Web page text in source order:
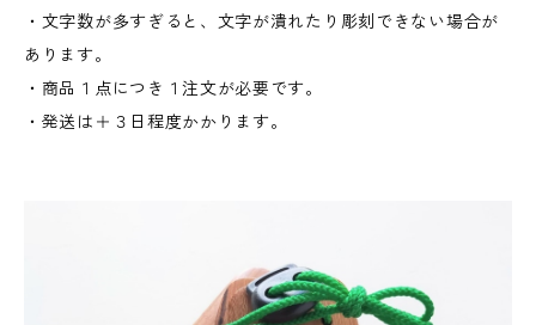
・文字数が多すぎると、文字が潰れたり彫刻できない場合が
あります。
・商品１点につき１注文が必要です。
・発送は＋３日程度かかります。